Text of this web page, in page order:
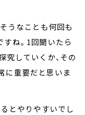
うなことも何回も
ね。1回聞いたら
究していくか、その
に重要だと思いま
とやりやすいでし